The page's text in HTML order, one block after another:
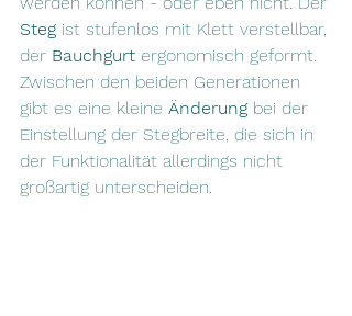
Steg ist stufenlos mit Klett verstellbar,
der Bauchgurt ergonomisch geformt.
Zwischen den beiden Generationen
gibt es eine kleine Änderung bei der
Einstellung der Stegbreite, die sich in
der Funktionalität allerdings nicht
großartig unterscheiden.